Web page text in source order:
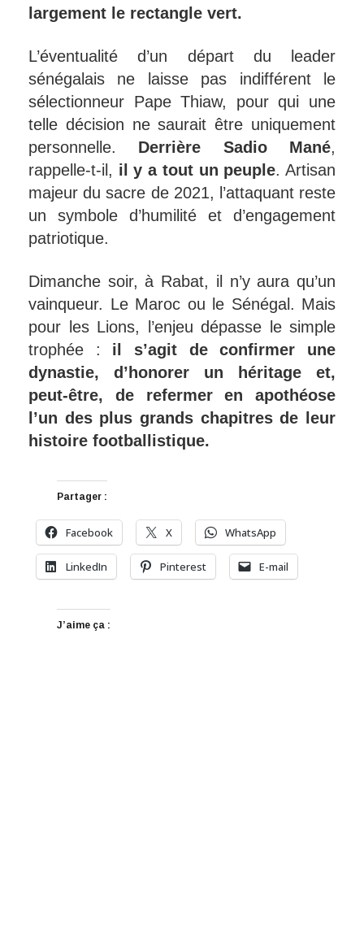
largement le rectangle vert.
L’éventualité d’un départ du leader
sénégalais ne laisse pas indifférent le
sélectionneur Pape Thiaw, pour qui une
telle décision ne saurait être uniquement
personnelle. Derrière Sadio Mané,
rappelle-t-il, il y a tout un peuple. Artisan
majeur du sacre de 2021, l’attaquant reste
un symbole d’humilité et d’engagement
patriotique.
Dimanche soir, à Rabat, il n’y aura qu’un
vainqueur. Le Maroc ou le Sénégal. Mais
pour les Lions, l’enjeu dépasse le simple
trophée : il s’agit de confirmer une
dynastie, d’honorer un héritage et,
peut-être, de refermer en apothéose
l’un des plus grands chapitres de leur
histoire footballistique.
Partager :
Facebook X WhatsApp
LinkedIn Pinterest E-mail
J’aime ça :